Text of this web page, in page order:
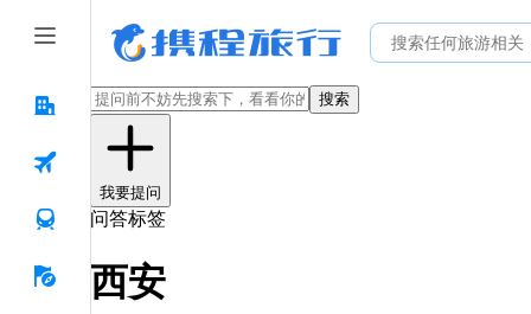
搜索
我要提问
问答标签
西安